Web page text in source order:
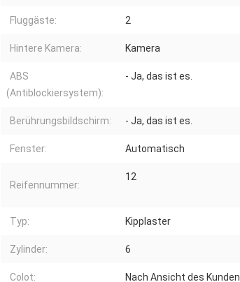
Fluggäste: 2
Hintere Kamera: Kamera
ABS
(Antiblockiersystem):
- Ja, das ist es.
Berührungsbildschirm: - Ja, das ist es.
Fenster: Automatisch
Reifennummer:
12
Typ: Kipplaster
Zylinder: 6
Colot: Nach Ansicht des Kunden